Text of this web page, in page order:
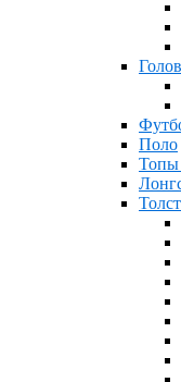
Поло
Топы